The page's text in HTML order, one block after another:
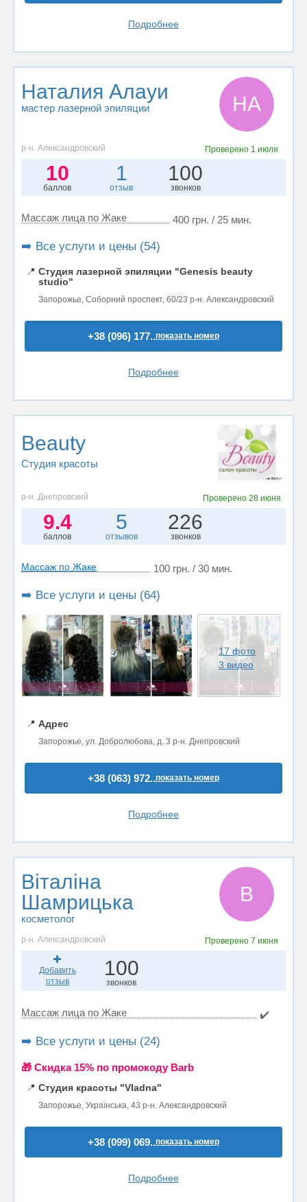
Подробнее
Наталия Алауи
мастер лазерной эпиляции НА
р-н. Александровский Проверено 1 июля
10
баллов
1
отзыв
100
звонков
Массаж лица по Жаке 400 грн. / 25 мин.
➡️ Все услуги и цены (54)
📍 Студия лазерной эпиляции "Genesis beauty
studio"
Запорожье, Соборний проспект, 60/23 р-н. Александровский
+38 (096) 177..показать номер
Подробнее
Beauty
Студия красоты
р-н. Днепровский Проверено 28 июня
9.4
баллов
5
отзывов
226
звонков
Массаж по Жаке 100 грн. / 30 мин.
➡️ Все услуги и цены (64)
17 фото
3 видео
📍 Адрес
Запорожье, ул. Добролюбова, д. 3 р-н. Днепровский
+38 (063) 972..показать номер
Подробнее
Віталіна
Шамрицька
косметолог
В
р-н. Александровский Проверено7 июня
Добавить
отзыв
100
звонков
Массаж лица по Жаке ✔️
➡️ Все услуги и цены (24)
🎁 Cкидка 15% по промокоду Barb
📍 Студия красоты "Vladna"
Запорожье, Українська, 43 р-н. Александровский
+38 (099) 069..показать номер
Подробнее